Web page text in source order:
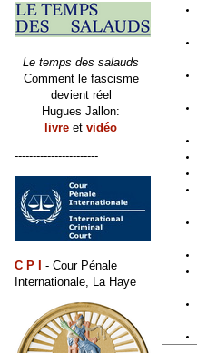
Le temps des salauds
Comment le fascisme
devient réel
Hugues Jallon:
livre et vidéo
-----------------------
C P I
- Cour Pénale
Internationale, La Haye